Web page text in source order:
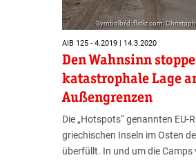
Symbolbild: flickr.com;
AIB 125 - 4.2019 | 14.3.2020
Den Wahnsinn
katastrophale Lage
Außengrenzen
Die „Hotspots“ genannten EU-
griechischen Inseln im Osten
überfüllt. In und um die Camps